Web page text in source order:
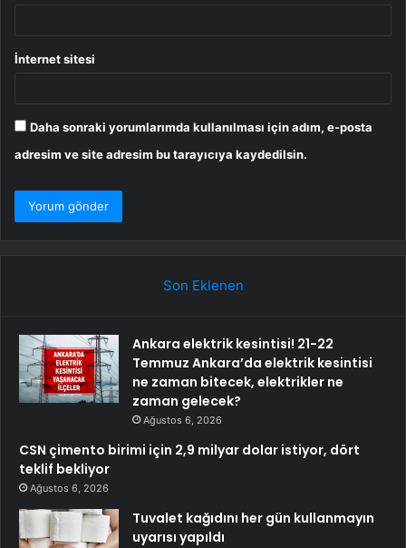
İnternet sitesi
Daha sonraki yorumlarımda kullanılması için adım, e-posta
adresim ve site adresim bu tarayıcıya kaydedilsin.
Son Eklenen
Ankara elektrik kesintisi! 21-22
Temmuz Ankara’da elektrik kesintisi
ne zaman bitecek, elektrikler ne
zaman gelecek?
Ağustos 6, 2026
CSN çimento birimi için 2,9 milyar dolar istiyor, dört
teklif bekliyor
Ağustos 6, 2026
Tuvalet kağıdını her gün kullanmayın
uyarısı yapıldı